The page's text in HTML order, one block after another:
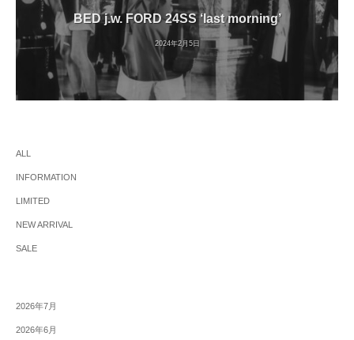
BED j.w. FORD 24SS ‘last morning’
2024年2月5日
ALL
INFORMATION
LIMITED
NEW ARRIVAL
SALE
2026年7月
2026年6月